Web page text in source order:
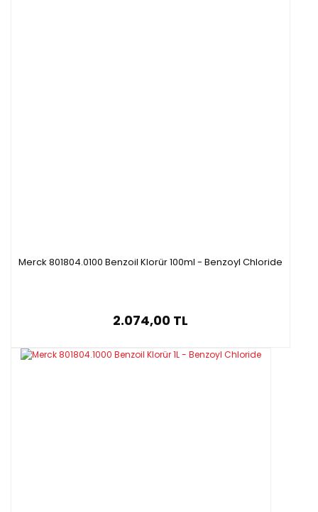
Merck 801804.0100 Benzoil Klorür 100ml - Benzoyl Chloride
2.074,00 TL